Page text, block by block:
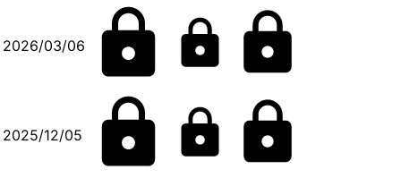
2026/03/06
2025/12/05